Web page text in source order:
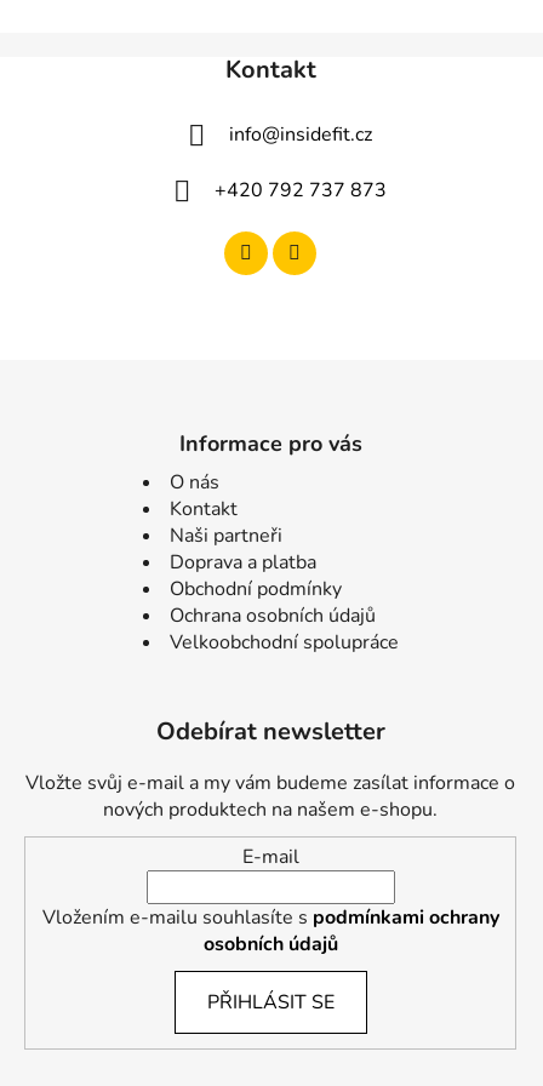
Kontakt
info@insidefit.cz
+420 792 737 873
Informace pro vás
O nás
Kontakt
Naši partneři
Doprava a platba
Obchodní podmínky
Ochrana osobních údajů
Velkoobchodní spolupráce
Odebírat newsletter
Vložte svůj e-mail a my vám budeme zasílat informace o
nových produktech na našem e-shopu.
E-mail
Vložením e-mailu souhlasíte s podmínkami ochrany
osobních údajů
PŘIHLÁSIT SE